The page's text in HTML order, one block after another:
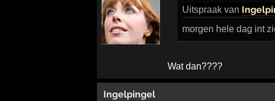
Uitspraakvan
morgen hele dag int
Wat dan????
Ingelpingel